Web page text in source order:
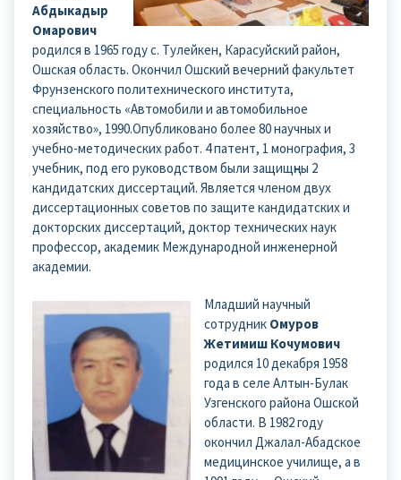
Абдыкадыр
Омарович
родился в 1965 году с. Тулейкен, Карасуйский район,
Ошская область. Окончил Ошский вечерний факультет
Фрунзенского политехнического института,
специальность «Автомобили и автомобильное
хозяйство», 1990.Опубликовано более 80 научных и
учебно-методических работ. 4 патент, 1 монография, 3
учебник, под его руководством были защищңны 2
кандидатских диссертаций. Является членом двух
диссертационных советов по защите кандидатских и
докторских диссертаций, доктор технических наук
профессор, академик Международной инженерной
академии.
Младший научный
сотрудник Омуров
Жетимиш Кочумович
родился 10 декабря 1958
года в селе Алтын-Булак
Узгенского района Ошской
области. В 1982 году
окончил Джалал-Абадское
медицинское училище, а в